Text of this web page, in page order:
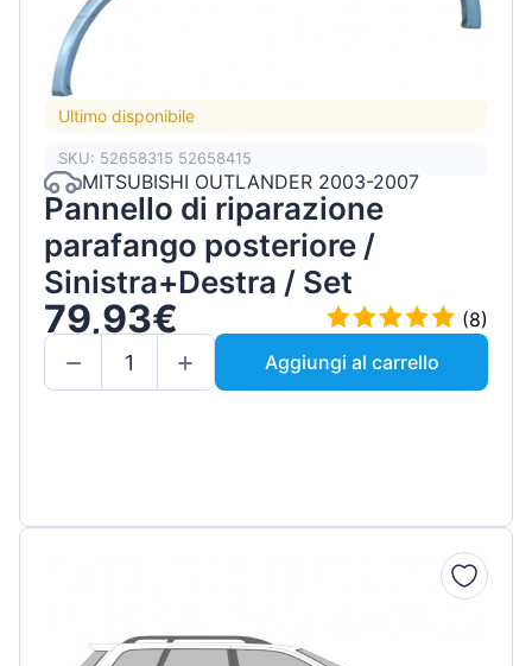
Ultimo disponibile
SKU: 52658315 52658415
MITSUBISHI OUTLANDER 2003-2007
Pannello di riparazione
parafango posteriore /
Sinistra+Destra / Set
79,93€
(8)
Aggiungi al carrello